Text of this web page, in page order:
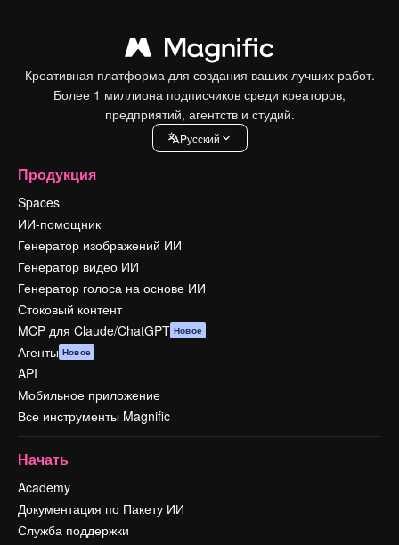
Креативная платформа для создания ваших лучших работ.
Более 1 миллиона подписчиков среди креаторов,
предприятий, агентств и студий.
Pусский
Продукция
Spaces
ИИ-помощник
Генератор изображений ИИ
Генератор видео ИИ
Генератор голоса на основе ИИ
Стоковый контент
MCP для Claude/ChatGPT Новое
Агенты Новое
API
Мобильное приложение
Все инструменты Magnific
Начать
Academy
Документация по Пакету ИИ
Служба поддержки